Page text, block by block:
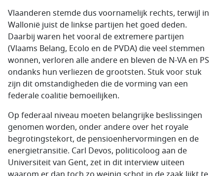
Vlaanderen stemde dus voornamelijk rechts, terwijl in
Wallonië juist de linkse partijen het goed deden.
Daarbij waren het vooral de extremere partijen
(Vlaams Belang, Ecolo en de PVDA) die veel stemmen
wonnen, verloren alle andere en bleven de N-VA en PS
ondanks hun verliezen de grootsten. Stuk voor stuk
zijn dit omstandigheden die de vorming van een
federale coalitie bemoeilijken.
Op federaal niveau moeten belangrijke beslissingen
genomen worden, onder andere over het royale
begrotingstekort, de pensioenhervormingen en de
energietransitie. Carl Devos, politicoloog aan de
Universiteit van Gent, zet in dit interview uiteen